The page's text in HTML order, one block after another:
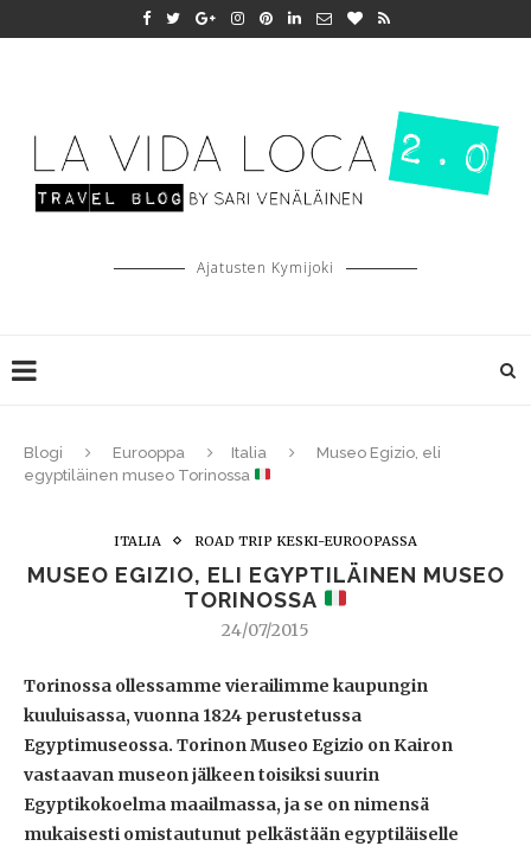
Ajatusten Kymijoki
Blogi Eurooppa Italia
Museo Egizio, eli
egyptiläinen museo Torinossa
ITALIA ROAD TRIP KESKI-EUROOPASSA
MUSEO EGIZIO, ELI EGYPTILÄINEN MUSEO
TORINOSSA
24/07/2015
Torinossa ollessamme vierailimme kaupungin
kuuluisassa, vuonna 1824 perustetussa
Egyptimuseossa. Torinon Museo Egizio on Kairon
vastaavan museon jälkeen toisiksi suurin
Egyptikokoelma maailmassa, ja se on nimensä
mukaisesti omistautunut pelkästään egyptiläiselle